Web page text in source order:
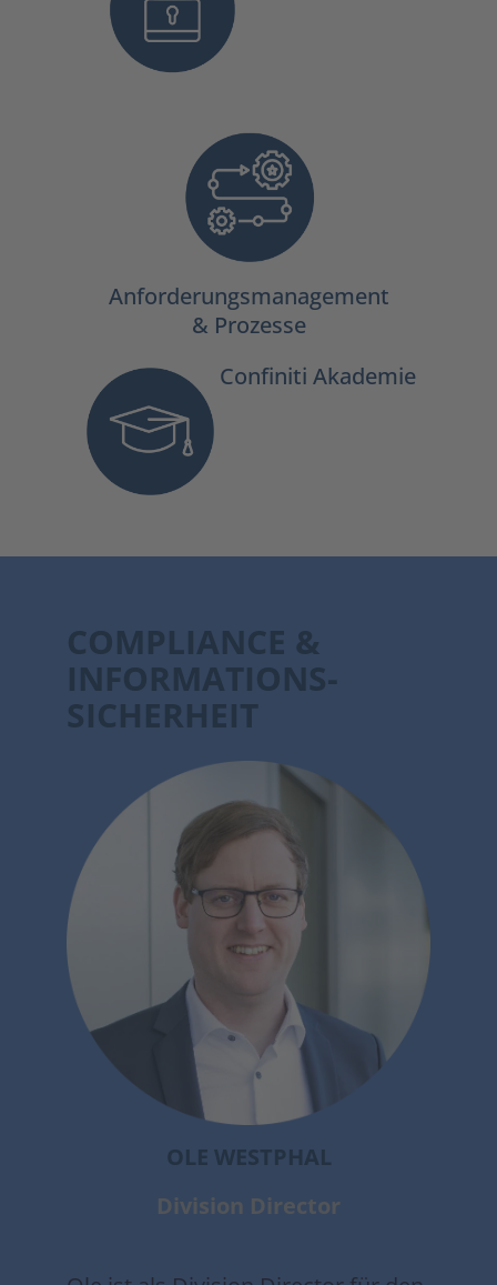
Anforderungsmanagement
& Prozesse
Confiniti Akademie
COMPLIANCE &
INFORMATIONS-
SICHERHEIT
OLE WESTPHAL
Division Director